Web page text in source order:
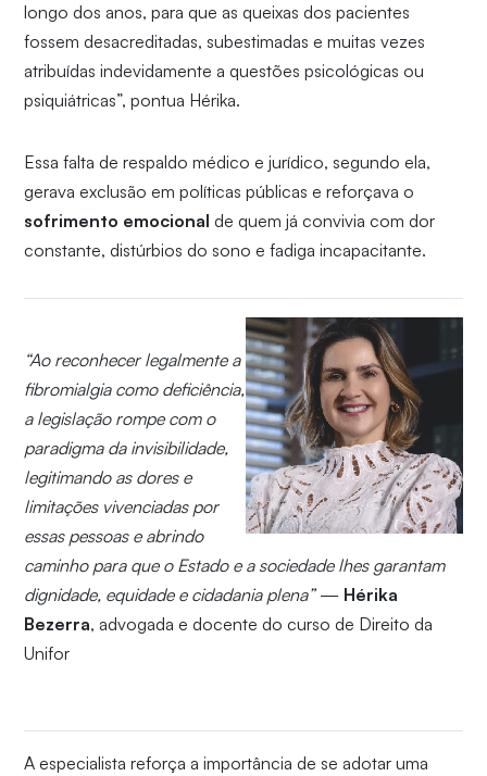
longo dos anos, para que as queixas dos pacientes
fossem desacreditadas, subestimadas e muitas vezes
atribuídas indevidamente a questões psicológicas ou
psiquiátricas”, pontua Hérika.
Essa falta de respaldo médico e jurídico, segundo ela,
gerava exclusão em políticas públicas e reforçava o
sofrimento emocional de quem já convivia com dor
constante, distúrbios do sono e fadiga incapacitante.
“Ao reconhecer legalmente a
fibromialgia como deficiência,
a legislação rompe com o
paradigma da invisibilidade,
legitimando as dores e
limitações vivenciadas por
essas pessoas e abrindo
caminho para que o Estado e a sociedade lhes garantam
dignidade, equidade e cidadania plena”— Hérika
Bezerra, advogada e docente do curso de Direito da
Unifor
A especialista reforça a importância de se adotar uma